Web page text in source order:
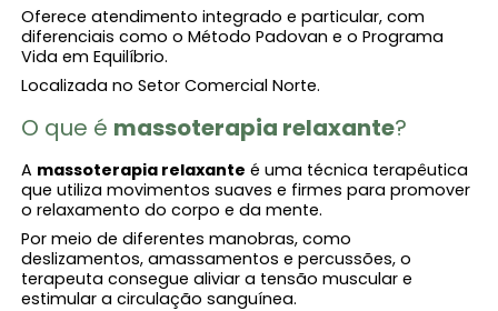
Oferece atendimento integrado e particular, com
diferenciais como o Método Padovan e o Programa
Vida em Equilíbrio.
Localizada no Setor Comercial Norte.
O que é massoterapia relaxante?
A massoterapia relaxante é uma técnica terapêutica
que utiliza movimentos suaves e firmes para promover
o relaxamento do corpo e da mente.
Por meio de diferentes manobras, como
deslizamentos, amassamentos e percussões, o
terapeuta consegue aliviar a tensão muscular e
estimular a circulação sanguínea.